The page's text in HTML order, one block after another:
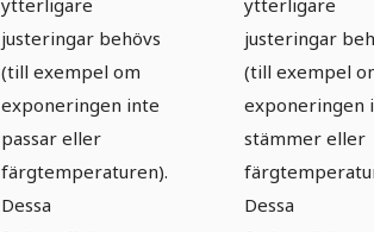
ytterligare
justeringar behövs
(till exempel om
exponeringen inte
passar eller
färgtemperaturen).
Dessa
ytterligare
justeringar
(till exempel
exponeringen
stämmer eller
Dessa